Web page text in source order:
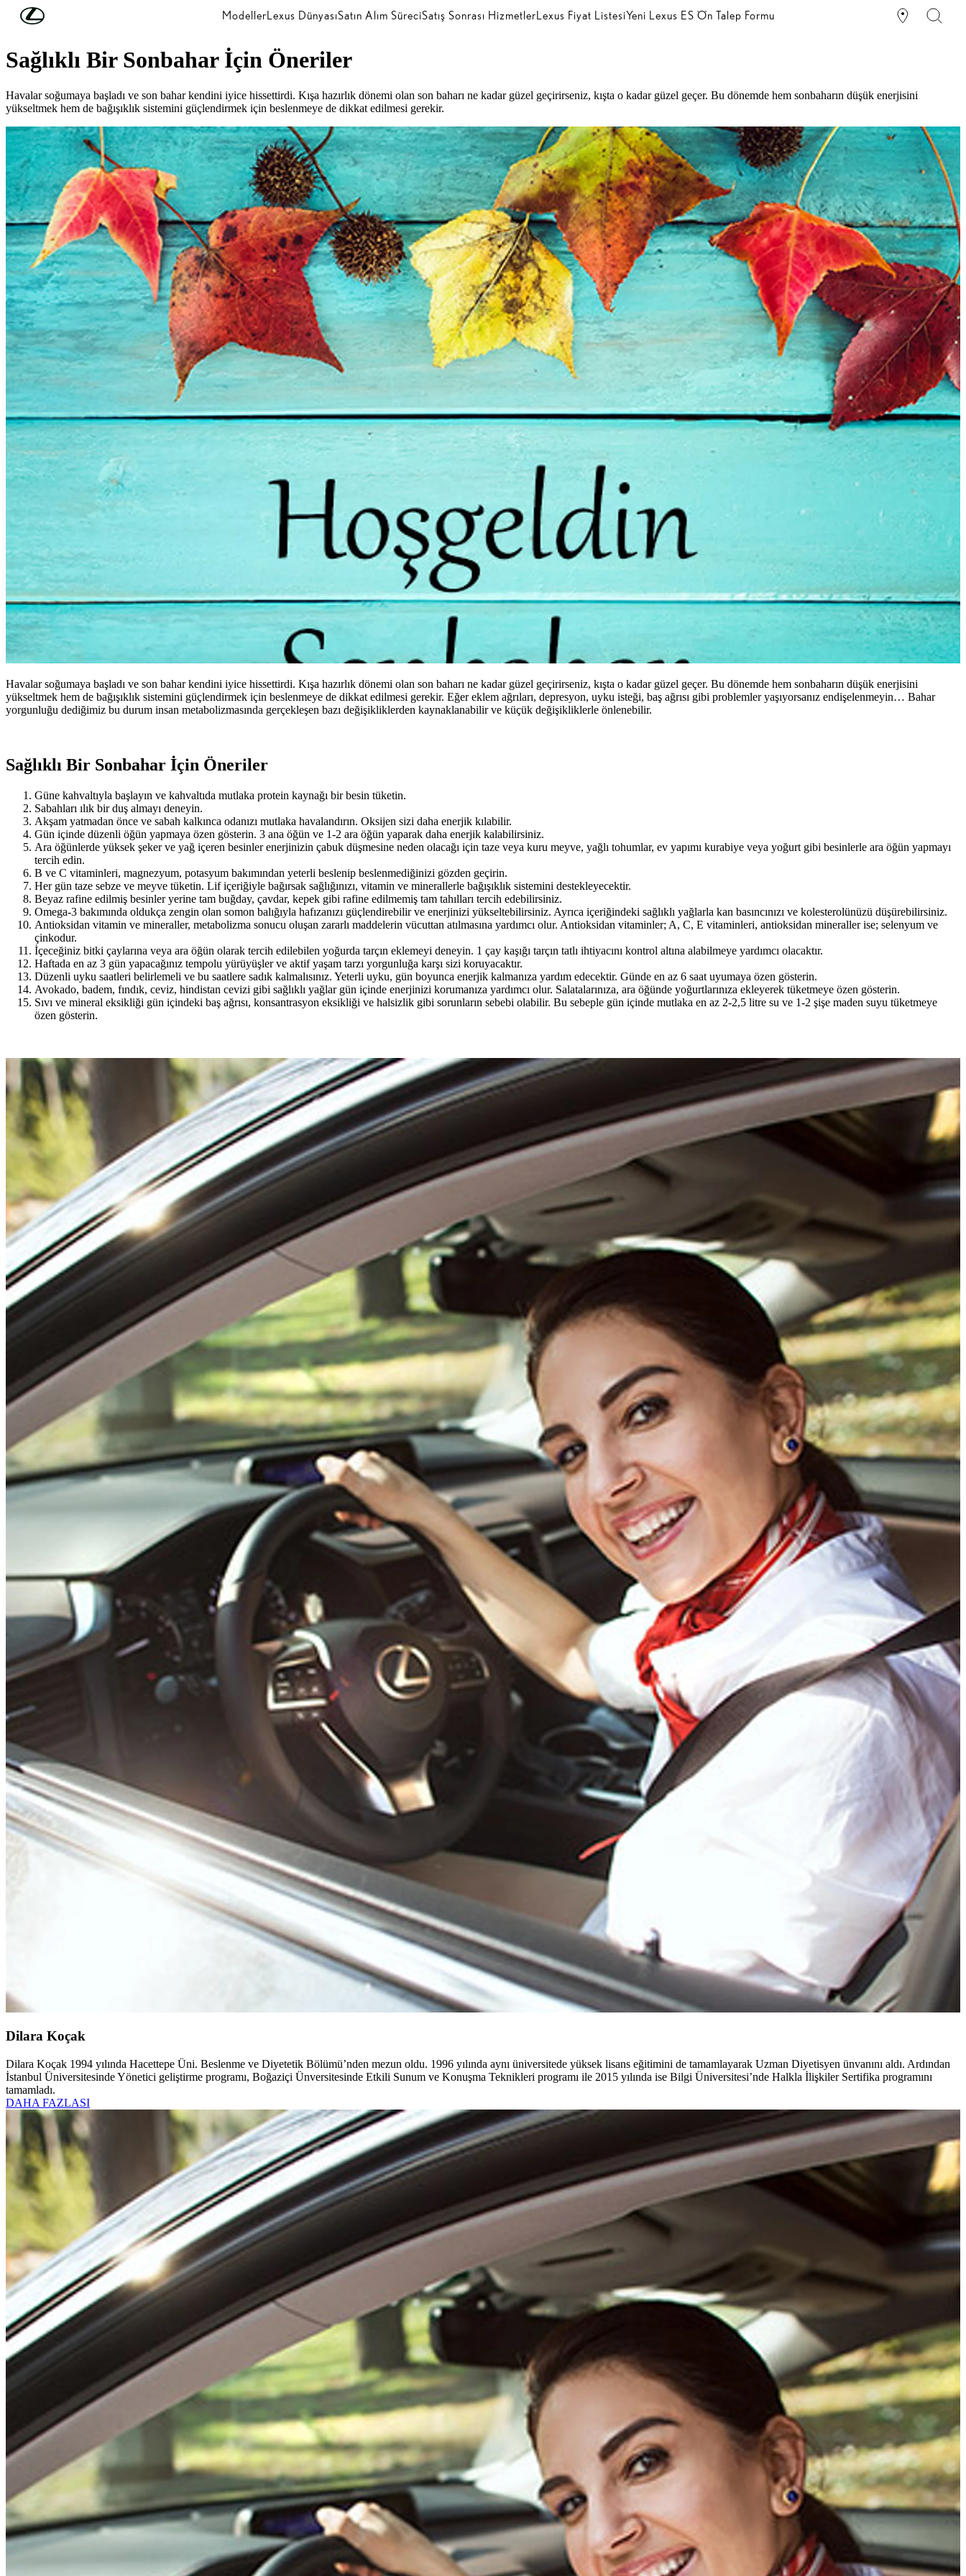
Skip to Main Content ModellerLexus DünyasıSatın Alım SüreciSatış Sonrası HizmetlerLexus Fiyat ListesiYeni Lexus ES Ön Talep Formu
Lifestyle
Sağlıklı Bir Sonbahar İçin Öneriler
Havalar soğumaya başladı ve son bahar kendini iyice hissettirdi. Kışa hazırlık dönemi olan son baharı ne kadar güzel geçirirseniz, kışta o kadar güzel geçer. Bu dönemde hem sonbaharın düşük enerjisini
yükseltmek hem de bağışıklık sistemini güçlendirmek için beslenmeye de dikkat edilmesi gerekir.
Havalar soğumaya başladı ve son bahar kendini iyice hissettirdi. Kışa hazırlık dönemi olan son baharı ne kadar güzel geçirirseniz, kışta o kadar güzel geçer. Bu dönemde hem sonbaharın düşük enerjisini
yükseltmek hem de bağışıklık sistemini güçlendirmek için beslenmeye de dikkat edilmesi gerekir. Eğer eklem ağrıları, depresyon, uyku isteği, baş ağrısı gibi problemler yaşıyorsanız endişelenmeyin… Bahar
yorgunluğu dediğimiz bu durum insan metabolizmasında gerçekleşen bazı değişikliklerden kaynaklanabilir ve küçük değişikliklerle önlenebilir.
Sağlıklı Bir Sonbahar İçin Öneriler
Güne kahvaltıyla başlayın ve kahvaltıda mutlaka protein kaynağı bir besin tüketin.
Sabahları ılık bir duş almayı deneyin.
Akşam yatmadan önce ve sabah kalkınca odanızı mutlaka havalandırın. Oksijen sizi daha enerjik kılabilir.
Gün içinde düzenli öğün yapmaya özen gösterin. 3 ana öğün ve 1-2 ara öğün yaparak daha enerjik kalabilirsiniz.
Ara öğünlerde yüksek şeker ve yağ içeren besinler enerjinizin çabuk düşmesine neden olacağı için taze veya kuru meyve, yağlı tohumlar, ev yapımı kurabiye veya yoğurt gibi besinlerle ara öğün yapmayı
tercih edin.
B ve C vitaminleri, magnezyum, potasyum bakımından yeterli beslenip beslenmediğinizi gözden geçirin.
Her gün taze sebze ve meyve tüketin. Lif içeriğiyle bağırsak sağlığınızı, vitamin ve minerallerle bağışıklık sistemini destekleyecektir.
Beyaz rafine edilmiş besinler yerine tam buğday, çavdar, kepek gibi rafine edilmemiş tam tahılları tercih edebilirsiniz.
Omega-3 bakımında oldukça zengin olan somon balığıyla hafızanızı güçlendirebilir ve enerjinizi yükseltebilirsiniz. Ayrıca içeriğindeki sağlıklı yağlarla kan basıncınızı ve kolesterolünüzü düşürebilirsiniz.
Antioksidan vitamin ve mineraller, metabolizma sonucu oluşan zararlı maddelerin vücuttan atılmasına yardımcı olur. Antioksidan vitaminler; A, C, E vitaminleri, antioksidan mineraller ise; selenyum ve
çinkodur.
İçeceğiniz bitki çaylarına veya ara öğün olarak tercih edilebilen yoğurda tarçın eklemeyi deneyin. 1 çay kaşığı tarçın tatlı ihtiyacını kontrol altına alabilmeye yardımcı olacaktır.
Haftada en az 3 gün yapacağınız tempolu yürüyüşler ve aktif yaşam tarzı yorgunluğa karşı sizi koruyacaktır.
Düzenli uyku saatleri belirlemeli ve bu saatlere sadık kalmalısınız. Yeterli uyku, gün boyunca enerjik kalmanıza yardım edecektir. Günde en az 6 saat uyumaya özen gösterin.
Avokado, badem, fındık, ceviz, hindistan cevizi gibi sağlıklı yağlar gün içinde enerjinizi korumanıza yardımcı olur. Salatalarınıza, ara öğünde yoğurtlarınıza ekleyerek tüketmeye özen gösterin.
Sıvı ve mineral eksikliği gün içindeki baş ağrısı, konsantrasyon eksikliği ve halsizlik gibi sorunların sebebi olabilir. Bu sebeple gün içinde mutlaka en az 2-2,5 litre su ve 1-2 şişe maden suyu tüketmeye
özen gösterin.
Dilara Koçak
Dilara Koçak 1994 yılında Hacettepe Üni. Beslenme ve Diyetetik Bölümü’nden mezun oldu. 1996 yılında aynı üniversitede yüksek lisans eğitimini de tamamlayarak Uzman Diyetisyen ünvanını aldı. Ardından
İstanbul Üniversitesinde Yönetici geliştirme programı, Boğaziçi Ünversitesinde Etkili Sunum ve Konuşma Teknikleri programı ile 2015 yılında ise Bilgi Üniversitesi’nde Halkla İlişkiler Sertifika programını
tamamladı.
DAHA FAZLASI